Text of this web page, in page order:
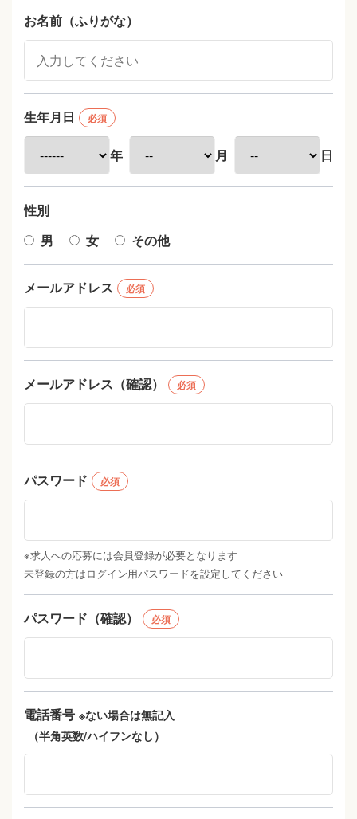
お名前（ふりがな）
生年月日 必須
年 月 日
性別
男
女 その他
メールアドレス 必須
メールアドレス（確認） 必須
パスワード 必須
※求人への応募には会員登録が必要となります
未登録の方はログイン用パスワードを設定してください
パスワード（確認） 必須
電話番号 ※ない場合は無記入
（半角英数/ハイフンなし）